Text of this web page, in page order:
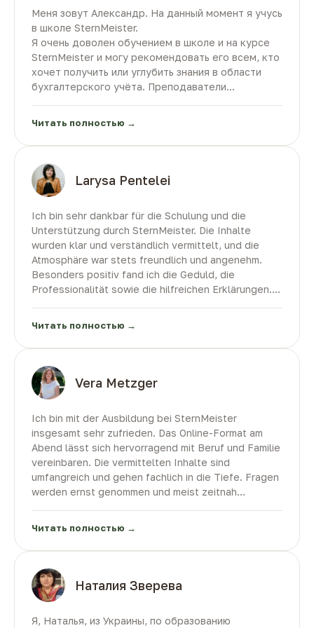
процессе обучения.
Также считаю большим преимуществом
возможность изучать такую востребованную
профессию, как бухгалтер в Германии, на
русском языке. Это значительно упрощает
процесс обучения и позволяет лучше усваивать
материал.
Спасибо команде SternMeister за качественное
Меня зовут Александр. На данный момент я учусь
в школе SternMeister.
Я очень доволен обучением в школе и на курсе
SternMeister и могу рекомендовать его всем, кто
хочет получить или углубить знания в области
бухгалтерского учёта. Преподаватели
бухгалтерии разбираются поэтапно и становятся
лёгкими для понимания.
внимание уделяется не только
профессиональным знаниям, но и развитию
курса улучшают свои языковые навыки и
чувствуют себя увереннее в профессиональной
среде.
На занятиях царит дружелюбная и комфортная
атмосфера. Преподаватели всегда готовы
помочь, ответить на вопросы и поддержать
каждого учащегося. Курс способствует как
профессиональному, так и языковому развитию,
интеграции в Германии.
Я с уверенностью рекомендую школу и курс
SternMeister всем, кто хочет качественно
изучить бухгалтерский учёт и одновременно
спасибо за высокий уровень преподавания и
профессиональный подход.
Читать полностью →
Larysa Pentelei
Ich bin sehr dankbar für die Schulung und die
Unterstützung durch SternMeister. Die Inhalte
wurden klar und verständlich vermittelt, und die
Atmosphäre war stets freundlich und angenehm.
Besonders positiv fand ich die Geduld, die
Professionalität sowie die hilfreichen Erklärungen.
Die Informationen waren praxisnah, gut strukturiert
und äußerst nützlich. Alles wurde mit großem
Ich kann SternMeister auf jeden Fall
weiterempfehlen. Für mich war es eine sehr positive
Читать полностью →
Vera Metzger
Ich bin mit der Ausbildung bei SternMeister
insgesamt sehr zufrieden. Das Online-Format am
Abend lässt sich hervorragend mit Beruf und Familie
vereinbaren. Die vermittelten Inhalte sind
umfangreich und gehen fachlich in die Tiefe. Fragen
werden ernst genommen und meist zeitnah
Als kleinen Nachteil empfinde ich gelegentliche
technische Probleme auf der Lernplattform, die
kann ich die Schule jedoch empfehlen.
Читать полностью →
Наталия Зверева
Я, Наталья, из Украины, по образованию